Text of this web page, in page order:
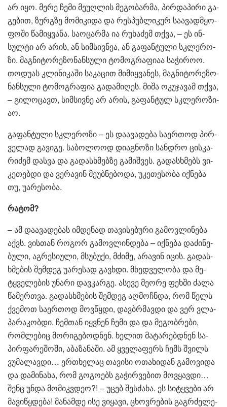
არ იყო. მერე ჩემი მე­უღ­ლის მე­გო­ბარ­მა, პირ­და­პი­რი გა­
გე­ბით, ზურ­გზე მო­მი­კი­და და რეს­პუბ­ლი­კურ სა­ა­ვად­მყო­
ფო­ში წა­მიყ­ვა­ნა. სა­ო­ცარ­მა ია რუ­ხა­ძემ თქვა, – ეს ინ­
სულ­ტი არ არის, ან სიმ­სივ­ნეა, ან გა­ფან­ტუ­ლი სკლე­რო­
ზი. მაგ­ნი­ტო­რე­ზო­ნან­სუ­ლი ტო­მოგ­რა­ფი­აა სა­ჭი­როო.
თო­დუ­ას კლი­ნი­კა­ში სა­კა­ცით მი­მიყ­ვა­ნეს, მაგ­ნი­ტო­რე­ზო­
ნან­სუ­ლი ტო­მოგ­რა­ფია გა­და­მი­ღეს. მიშა ოკუ­ჯა­ვამ თქვა,
– გი­ლო­ცავთ, სიმ­სივ­ნე არ არის, გა­ფან­ტულ სკლე­რო­ზი­
აო.
გა­ფან­ტუ­ლი სკლე­რო­ზი – ეს და­ა­ვა­დე­ბა სა­ერ­თოდ პირ­
ვე­ლად გა­ვი­გე. სა­ბო­ლო­ოდ დი­აგ­ნო­ზი სან­დრო ცის­კა­
რი­ძემ დას­ვა და გა­დას­ხმებ­ზე გა­მიშ­ვეს. გა­დას­ხმებს ვი­
კე­თებ­დი და ვე­რა­ვინ მე­უბ­ნე­ბო­და, უკე­თე­სო­ბა იქ­ნე­ბა
თუ, უა­რე­სო­ბა.
რა­ტომ?
– ამ და­ა­ვა­დე­ბას იმ­დე­ნად თა­ვი­სე­ბუ­რი გა­მოვ­ლი­ნე­ბა
აქვს. ვის­თან რო­გორ გა­მოვ­ლინ­დე­ბა – იქ­ნე­ბა და­ძი­ნე­
ბუ­ლი, აგ­რე­სი­უ­ლი, მსუ­ბუ­ქი, მძი­მე, არა­ვინ იცის. გა­დას­
ხმე­ბის შემ­დეგ უა­რე­სად გავ­ხდი. მხედ­ვე­ლო­ბა და მე­
ტყვე­ლე­ბის უნა­რი დავ­კარ­გე. ასე­ვე მე­ო­რე ფეხ­ში ძალა
წა­მერ­თვა. გა­დას­ხმე­ბის შემ­დეგ აღ­მოჩ­ნდა, რომ წელს
ქვე­მოთ სა­ერ­თოდ მოვ­წყდი, დავ­ბრმავ­დი და ვერ ვლა­
პა­რა­კობ­დი. ჩემ­თან იყ­ვნენ ჩემი და და მე­გობ­რე­ბი,
რომ­ლე­ბიც მო­რი­გე­ბოდ­ნენ. ხე­ლით მა­ტა­რებ­დნენ სა­
პირ­ფა­რე­შო­ში, აბა­ზა­ნა­ში. ამ ყვე­ლა­ფერს ჩემს შვილს
ვუ­მა­ლავ­დი… ერთხე­ლაც თა­ვი­სი ოთა­ხი­დან გა­მო­ვი­და
და და­მი­ნა­ხა, რომ გო­გო­ებს გა­ჭირ­ვე­ბით მოვ­ყავ­დი…
შენც უნდა მო­მიკ­ვდეო?! – უცებ შეს­ძა­ხა. ეს სი­ტყვე­ბი არ
მა­ვი­წყდე­ბა! მა­ნამ­დე ისე ვი­ყა­ვი, ცხოვ­რე­ბის გაგ­რძე­ლე­